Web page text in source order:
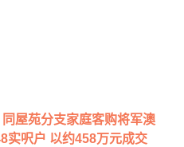
屋苑分支家庭客购将军澳
实呎户 以约458万元成交